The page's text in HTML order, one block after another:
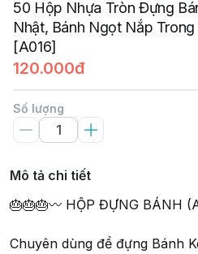
50 Hộp Nhựa Tròn Đựng
Nhật, Bánh Ngọt Nắp
[A016]
120.000đ
Số lượng
Mô tả chi tiết
🎂🎂🎂〰 HỘP ĐỰNG BÁNH
Chuyên dùng để đựng Bánh